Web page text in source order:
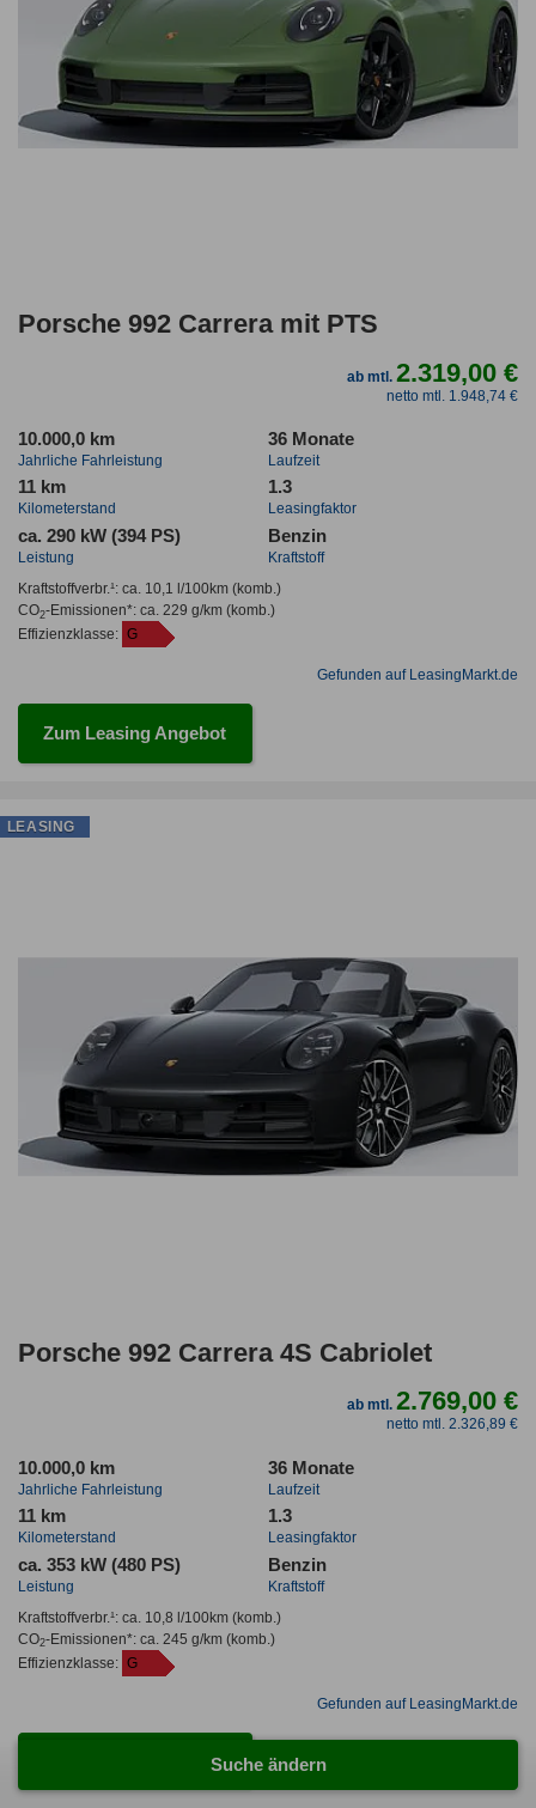
Porsche 992 Carrera mit PTS
ab mtl.2.319,00 €
netto mtl. 1.948,74 €
10.000,0 km
Jahrliche Fahrleistung
36 Monate
Laufzeit
11 km
Kilometerstand
1.3
Leasingfaktor
ca. 290 kW (394 PS)
Leistung
Benzin
Kraftstoff
Kraftstoffverbr.¹: ca. 10,1 l/100km(komb.)
CO2-Emissionen*: ca. 229 g/km(komb.)
Effizienzklasse: G
Gefunden auf LeasingMarkt.de
Zum Leasing Angebot
Porsche 992 Carrera 4S Cabriolet
ab mtl.2.769,00 €
netto mtl. 2.326,89 €
10.000,0 km
Jahrliche Fahrleistung
36 Monate
Laufzeit
11 km
Kilometerstand
1.3
Leasingfaktor
ca. 353 kW (480 PS)
Leistung
Benzin
Kraftstoff
Kraftstoffverbr.¹: ca. 10,8 l/100km(komb.)
CO2-Emissionen*: ca. 245 g/km(komb.)
Effizienzklasse: G
Gefunden auf LeasingMarkt.de
Zum Leasing Angebot
LEASING
Suche ändern